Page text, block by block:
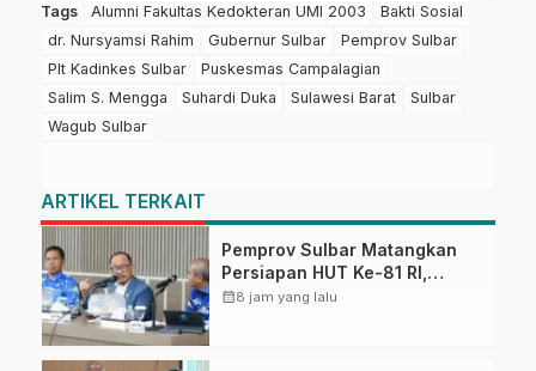
Tags Alumni Fakultas Kedokteran UMI 2003
Bakti Sosial
dr. Nursyamsi Rahim
Gubernur Sulbar
Pemprov Sulbar
Plt Kadinkes Sulbar
Puskesmas Campalagian
Salim S. Mengga
Suhardi Duka Sulawesi Barat
Sulbar
Wagub Sulbar
ARTIKEL TERKAIT
Pemprov Sulbar Matangkan
Persiapan HUT Ke-81 RI,
Puncak Upacara di Lapangan
calendar_month8 jam yang lalu